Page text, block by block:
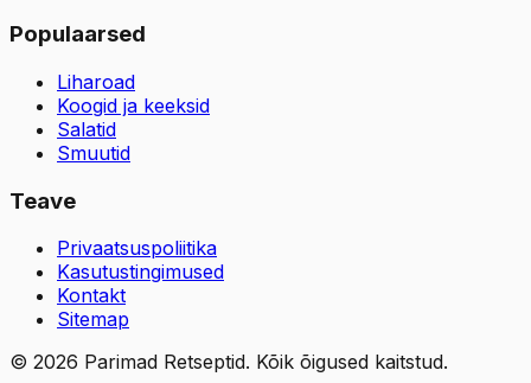
Populaarsed
Liharoad
Koogid ja keeksid
Salatid
Smuutid
Teave
Privaatsuspoliitika
Kasutustingimused
Kontakt
Sitemap
© 2026 Parimad Retseptid. Kõik õigused kaitstud.